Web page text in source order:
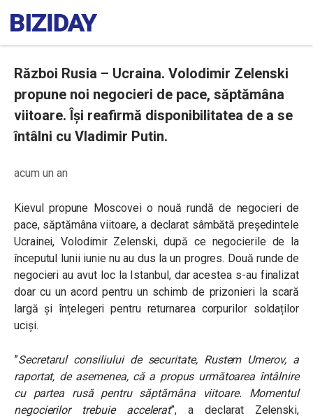
Război Rusia – Ucraina. Volodimir Zelenski
propune noi negocieri de pace, săptămâna
viitoare. Își reafirmă disponibilitatea de a se
întâlni cu Vladimir Putin.
acum un an
Kievul propune Moscovei o nouă rundă de negocieri de
pace, săptămâna viitoare, a declarat sâmbătă președintele
Ucrainei, Volodimir Zelenski, după ce negocierile de la
începutul lunii iunie nu au dus la un progres. Două runde de
negocieri au avut loc la Istanbul, dar acestea s-au finalizat
doar cu un acord pentru un schimb de prizonieri la scară
largă și înțelegeri pentru returnarea corpurilor soldaților
uciși.
”Secretarul consiliului de securitate, Rustem Umerov, a
raportat, de asemenea, că a propus următoarea întâlnire
cu partea rusă pentru săptămâna viitoare. Momentul
negocierilor trebuie accelerat”, a declarat Zelenski,